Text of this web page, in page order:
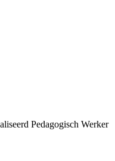
Pedagogisch Werker